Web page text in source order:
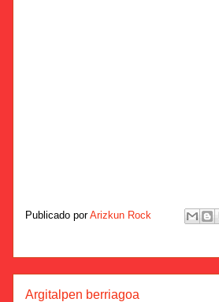
Publicado porArizkun Rock
Argitalpen berriagoa